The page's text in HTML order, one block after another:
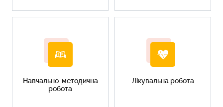
Навчально-методична
робота
Лікувальна робота